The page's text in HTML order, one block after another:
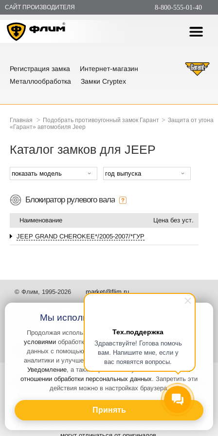
Тех.поддержка
Здравствуйте! Готова помочь
вам. Напишите мне, если у
вас появятся вопросы.
САЙТ ПРОИЗВОДИТЕЛЯ 8-800-555-01-40
Регистрация замка
Интернет-магазин
Металлообработка
Замки Cryptex
Главная > Подобрать противоугонный замок Гарант > Защита от угона
«Гарант» автомобиля Jeep
Каталог замков для JEEP
Блокиратор рулевого вала
Наименование Цена без уст.
JEEP GRAND CHEROKEE*/2005-2007/*ГУР
© Флим, 1995-2026 market@flim.ru
Задать вопрос Контакты
Интернет-сайт носит информационный характер и не является
публичной офертой, которая определяется положениями статьи 437
Гражданского кодекса РФ. Информация о характеристиках и
стоимости товаров, указанных на сайте, условия доставки может
быть изменена в одностороннем порядке. Информация по ценам,
может отличаться от фактической, к моменту оформления заказа.
Мы используем файлы Cookies
Продолжая использовать наш сайт, высоглашаетесь с
условиями обработки cookie-файлов и пользовательских
данных с помощью Яндекс.Метрика, необходимых для
аналитики и улучшения качества работы сайта и сервиса
Уведомление, а также принимаете условияПолитики в
отношении обработки персональных данных. Запретить эти
действия можно в настройках браузера.
Принять